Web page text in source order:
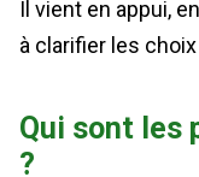
Il vient en appui,
à clarifier les
Qui sont les
?